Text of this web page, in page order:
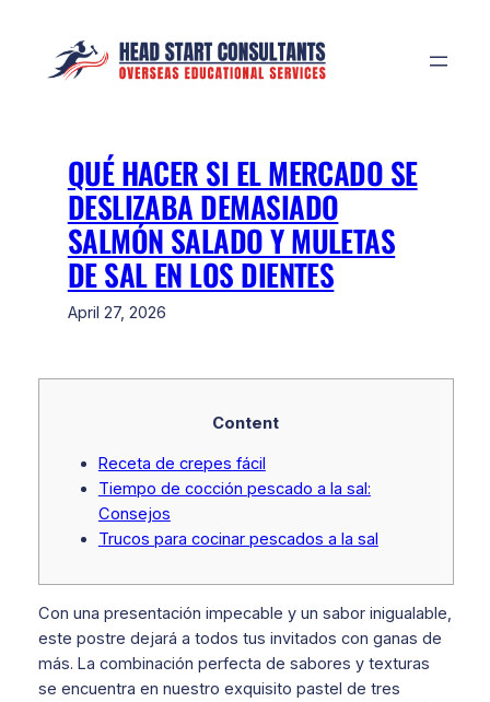
content
QUÉ HACER SI EL MERCADO SE
DESLIZABA DEMASIADO
SALMÓN SALADO Y MULETAS
DE SAL EN LOS DIENTES
April 27, 2026
Content
Receta de crepes fácil
Tiempo de cocción pescado a la sal:
Consejos
Trucos para cocinar pescados a la sal
Con una presentación impecable y un sabor inigualable,
este postre dejará a todos tus invitados con ganas de
más. La combinación perfecta de sabores y texturas
se encuentra en nuestro exquisito pastel de tres